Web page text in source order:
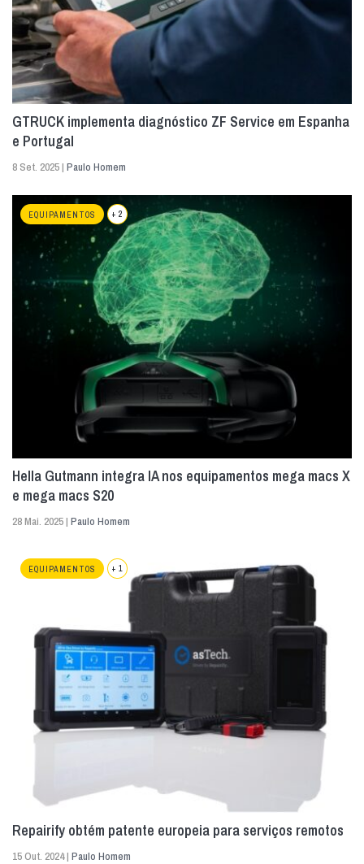
GTRUCK implementa diagnóstico ZF Service em Espanha
e Portugal
8 Set. 2025 | Paulo Homem
EQUIPAMENTOS + 2
Hella Gutmann integra IA nos equipamentos mega macs X
e mega macs S20
28 Mai. 2025 | Paulo Homem
EQUIPAMENTOS + 1
Repairify obtém patente europeia para serviços remotos
15 Out. 2024 | Paulo Homem